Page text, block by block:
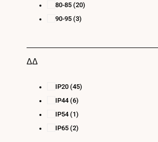
80-85 (20)
90-95 (3)
ΔΔ
IP20 (45)
IP44 (6)
IP54 (1)
IP65 (2)